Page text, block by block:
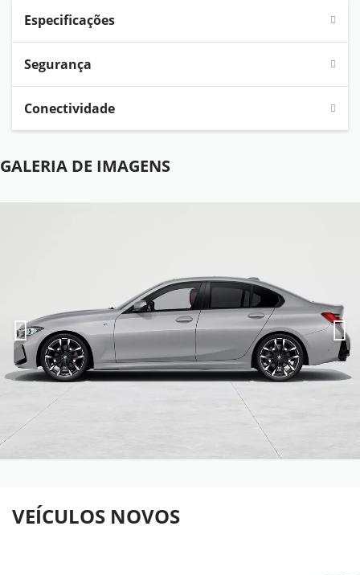
Especificações
Segurança
Conectividade
GALERIA DE IMAGENS
VEÍCULOS NOVOS